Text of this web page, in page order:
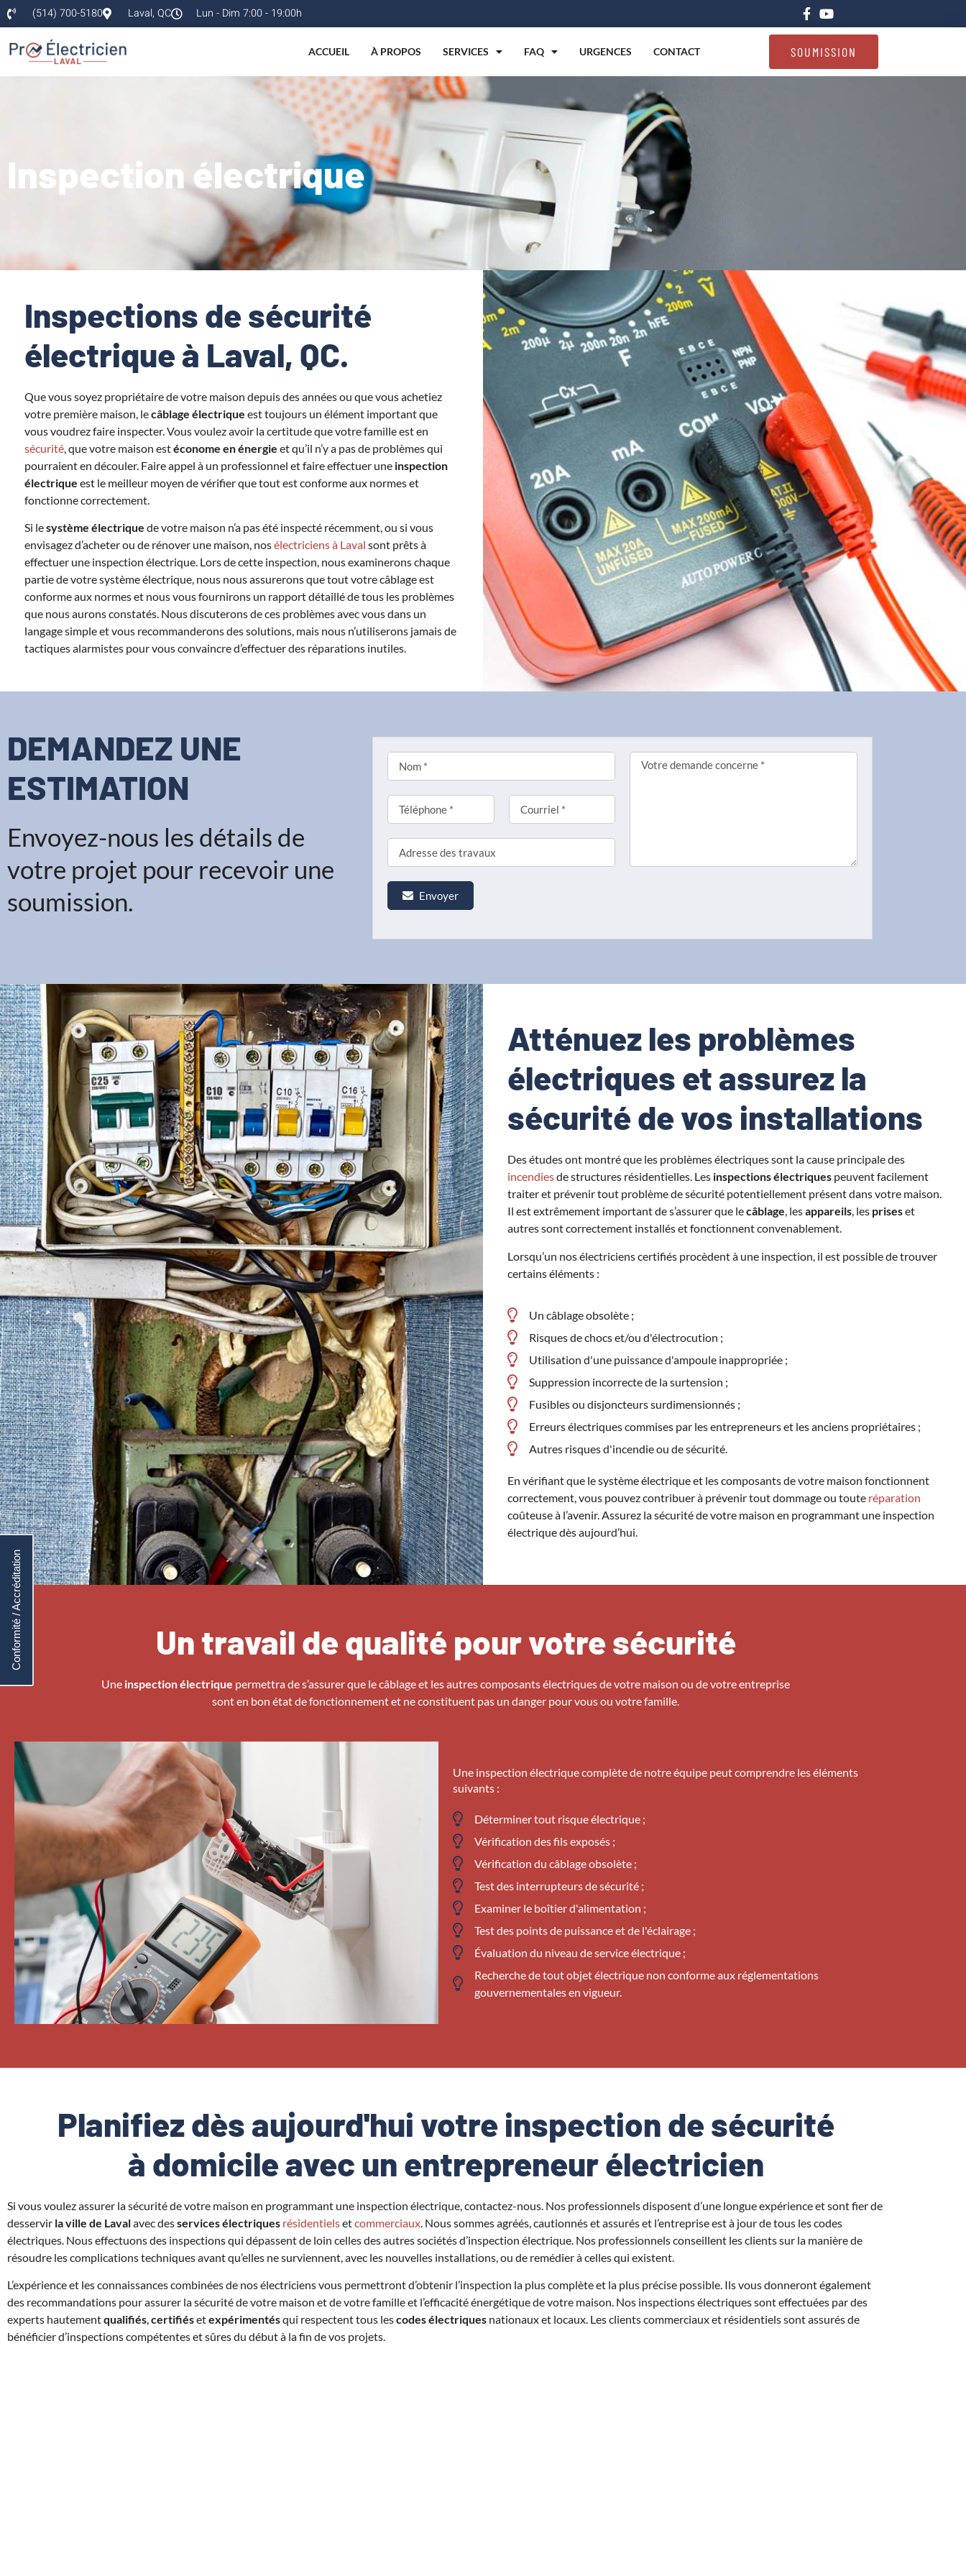
(514) 700-5180 Laval, QC Lun - Dim 7:00 - 19:00h
ACCUEIL À PROPOS SERVICES FAQ URGENCES CONTACT SOUMISSION
Inspection électrique
Inspections de sécurité
électrique à Laval, QC.
Que vous soyez propriétaire de votre maison depuis des années ou que vous achetiez
votre première maison, lecâblage électrique est toujours un élément important que
vous voudrez faire inspecter. Vous voulez avoir la certitude que votre famille est en
sécurité, que votre maison estéconome en énergie et qu’il n’y a pas de problèmes qui
pourraient en découler. Faire appel à un professionnel et faire effectuer une inspection
électrique est le meilleur moyen de vérifier que tout est conforme aux normes et
fonctionne correctement.
Si lesystème électrique de votre maison n’a pas été inspecté récemment, ou si vous
envisagez d’acheter ou de rénover une maison, nosélectriciens à Laval sont prêts à
effectuer une inspection électrique. Lors de cette inspection, nous examinerons chaque
partie de votre système électrique, nous nous assurerons que tout votre câblage est
conforme aux normes et nous vous fournirons un rapport détaillé de tous les problèmes
que nous aurons constatés. Nous discuterons de ces problèmes avec vous dans un
langage simple et vous recommanderons des solutions, mais nous n’utiliserons jamais de
tactiques alarmistes pour vous convaincre d’effectuer des réparations inutiles.
DEMANDEZ UNE
ESTIMATION​
Envoyez-nous les détails de
votre projet pour recevoir une
soumission.
Envoyer
Atténuez les problèmes
électriques et assurez la
sécurité de vos installations
Des études ont montré que les problèmes électriques sont la cause principale des
incendiesde structures résidentielles. Les inspections électriquespeuvent facilement
traiter et prévenir tout problème de sécurité potentiellement présent dans votre maison.
Il est extrêmement important de s’assurer que lecâblage, lesappareils, les priseset
autres sont correctement installés et fonctionnent convenablement.
Lorsqu’un nos électriciens certifiés procèdent à une inspection, il est possible de trouver
certains éléments :
Un câblage obsolète ;
Risques de chocs et/ou d'électrocution ;
Utilisation d'une puissance d'ampoule inappropriée ;
Suppression incorrecte de la surtension ;
Fusibles ou disjoncteurs surdimensionnés ;
Erreurs électriques commises par les entrepreneurs et les anciens propriétaires ;
Autres risques d'incendie ou de sécurité.
En vérifiant que le système électrique et les composants de votre maison fonctionnent
correctement, vous pouvez contribuer à prévenir tout dommage ou toute réparation
coûteuse à l’avenir. Assurez la sécurité de votre maison en programmant une inspection
électrique dès aujourd’hui.
Un travail de qualité pour votre sécurité
Une inspection électrique permettra de s’assurer que le câblage et les autres composants électriques de votre maison ou de votre entreprise
sont en bon état de fonctionnement et ne constituent pas un danger pour vous ou votre famille.
Une inspection électrique complète de notre équipe peut comprendre les éléments
suivants :
Déterminer tout risque électrique ;
Vérification des fils exposés ;
Vérification du câblage obsolète ;
Test des interrupteurs de sécurité ;
Examiner le boîtier d'alimentation ;
Test des points de puissance et de l'éclairage ;
Évaluation du niveau de service électrique ;
Recherche de tout objet électrique non conforme aux réglementations
gouvernementales en vigueur.
Planifiez dès aujourd'hui votre inspection de sécurité
à domicile avec un entrepreneur électricien
Si vous voulez assurer la sécurité de votre maison en programmant une inspection électrique, contactez-nous. Nos professionnels disposent d’une longue expérience et sont fier de
desservir la ville de Lavalavec desservices électriques résidentielsetcommerciaux. Nous sommes agréés, cautionnés et assurés et l’entreprise est à jour de tous les codes
électriques. Nous effectuons des inspections qui dépassent de loin celles des autres sociétés d’inspection électrique. Nos professionnels conseillent les clients sur la manière de
résoudre les complications techniques avant qu’elles ne surviennent, avec les nouvelles installations, ou de remédier à celles qui existent.
L’expérience et les connaissances combinées de nos électriciens vous permettront d’obtenir l’inspection la plus complète et la plus précise possible. Ils vous donneront également
des recommandations pour assurer la sécurité de votre maison et de votre famille et l’efficacité énergétique de votre maison. Nos inspections électriques sont effectuées par des
experts hautementqualifiés,certifiésetexpérimentésqui respectent tous lescodes électriques nationaux et locaux. Les clients commerciaux et résidentiels sont assurés de
bénéficier d’inspections compétentes et sûres du début à la fin de vos projets.
Conformité / Accréditation